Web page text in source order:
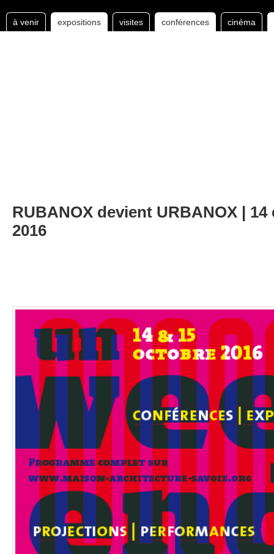
à venir expositions visites conférences cinéma
RUBANOX devient URBANOX |
2016